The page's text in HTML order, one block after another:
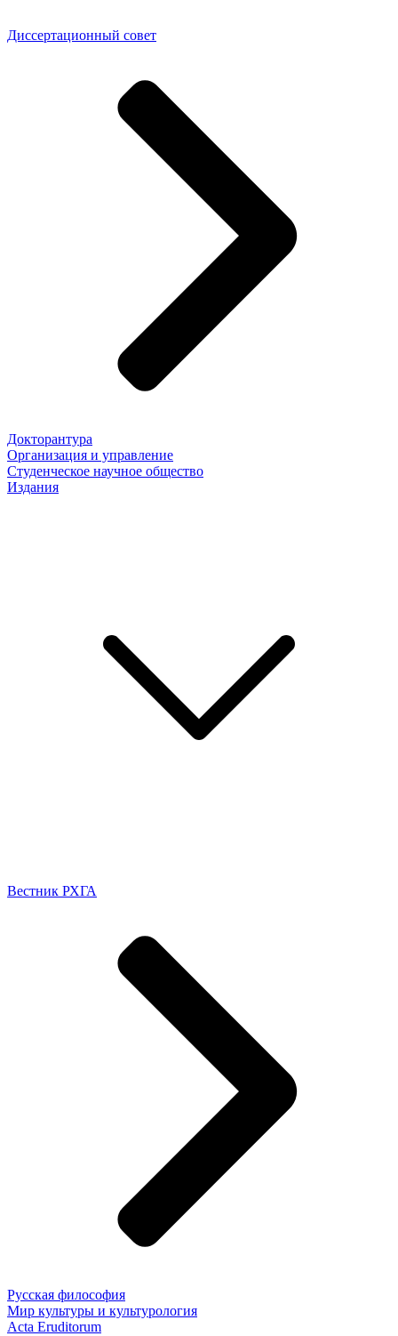
Диссертационный совет
Докторантура
Организация и управление
Студенческое научное общество
Издания
Вестник РХГА
Русская философия
Мир культуры и культурология
Acta Eruditorum